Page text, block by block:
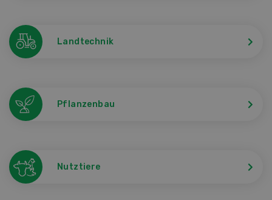
Landtechnik
Pflanzenbau
Nutztiere